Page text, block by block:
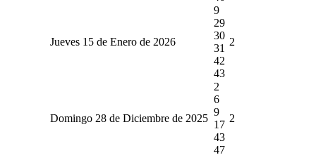
Jueves 15 de Enero de 2026
9
29
30
31
42
43
2
Domingo 28 de Diciembre de 2025
2
6
9
17
43
47
2